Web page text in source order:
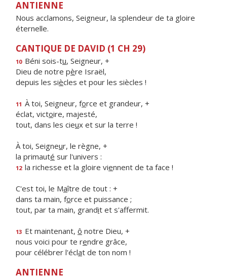
ANTIENNE
Nous acclamons, Seigneur, la splendeur de ta gloire
éternelle.
CANTIQUE DE DAVID (1 CH 29)
10 Béni sois-tu, Seigneur, +
Dieu de notre père Israël,
depuis les siècles et pour les siècles !
11 À toi, Seigneur, force et grandeur, +
éclat, victoire, majesté,
tout, dans les cieux et sur la terre !
À toi, Seigneur, le règne, +
la primauté sur l'univers :
12 la richesse et la gloire viennent de ta face !
C'est toi, le Maître de tout : +
dans ta main, force et puissance ;
tout, par ta main, grandit et s'affermit.
13 Et maintenant, ô notre Dieu, +
nous voici pour te rendre grâce,
pour célébrer l'éclat de ton nom !
ANTIENNE